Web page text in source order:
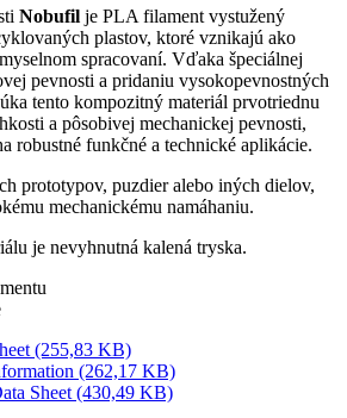
Nobufil je PLA filament vystužený
plastov, ktoré vznikajú ako
spracovaní. Vďaka špeciálnej
pevnosti a pridaniu vysokopevnostných
tento kompozitný materiál prvotriednu
a pôsobivej mechanickej pevnosti,
robustné funkčné a technické aplikácie.
prototypov, puzdier alebo iných dielov,
mechanickému namáhaniu.
je nevyhnutná kalená tryska.
(255,83 KB)
(262,17 KB)
Sheet (430,49 KB)